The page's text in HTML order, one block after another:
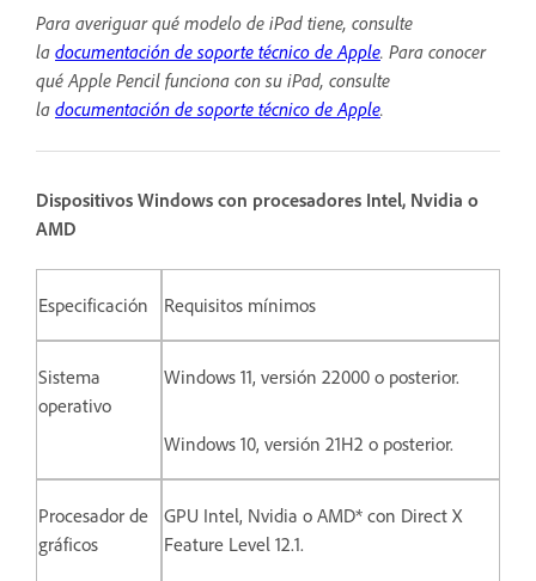
Para averiguar qué modelo de iPad tiene, consulte
la documentación de soporte técnico de Apple. Para conocer
qué Apple Pencil funciona con su iPad, consulte
la documentación de soporte técnico de Apple.
Dispositivos Windows con procesadores Intel, Nvidia o
AMD
Especificación Requisitos mínimos
Sistema
operativo
Windows 11, versión 22000 o posterior.
Windows 10, versión 21H2 o posterior.
Procesador de
gráficos
GPU Intel, Nvidia o AMD* con Direct X
Feature Level 12.1.